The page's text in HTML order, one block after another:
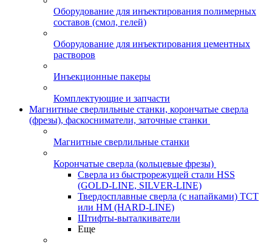
Оборудование для инъектирования полимерных
составов (смол, гелей)
Оборудование для инъектирования цементных
растворов
Инъекционные пакеры
Комплектующие и запчасти
Магнитные сверлильные станки, корончатые сверла
(фрезы), фаскосниматели, заточные станки
Магнитные сверлильные станки
Корончатые сверла (кольцевые фрезы)
Сверла из быстрорежущей стали HSS
(GOLD-LINE, SILVER-LINE)
Твердосплавные сверла (с напайками) ТСТ
или HM (HARD-LINE)
Штифты-выталкиватели
Еще